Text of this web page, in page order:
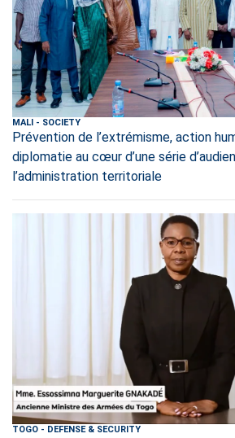
MALI - SOCIETY
Prévention de l’extrémisme, action
diplomatie au cœur d’une série
l’administration territoriale
TOGO - DEFENSE & SECURITY